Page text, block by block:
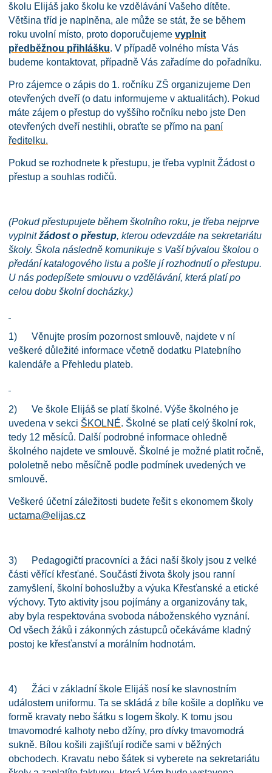
školu Elijáš jako školu ke vzdělávání Vašeho dítěte.
Většina tříd je naplněna, ale může se stát, že se během
roku uvolní místo, proto doporučujeme vyplnit
předběžnou přihlášku. V případě volného místa Vás
budeme kontaktovat, případně Vás zařadíme do pořadníku.
Pro zájemce o zápis do 1. ročníku ZŠ organizujeme Den
otevřených dveří (o datu informujeme v aktualitách). Pokud
máte zájem o přestup do vyššího ročníku nebo jste Den
otevřených dveří nestihli, obraťte se přímo na paní
ředitelku.
Pokud se rozhodnete k přestupu, je třeba vyplnit Žádost o
přestup a souhlas rodičů.
(Pokud přestupujete během školního roku, je třeba nejprve
vyplnitžádost o přestup, kterou odevzdáte na sekretariátu
školy. Škola následně komunikuje s Vaší bývalou školou o
předání katalogového listu a pošle jí rozhodnutí o přestupu.
U nás podepíšete smlouvu o vzdělávání, která platí po
celou dobu školní docházky.)
1) Věnujte prosím pozornost smlouvě, najdete v ní
veškeré důležité informace včetně dodatku Platebního
kalendáře a Přehledu plateb.
2) Ve škole Elijáš se platí školné. Výše školného je
uvedena v sekci ŠKOLNÉ. Školné se platí celý školní rok,
tedy 12 měsíců. Další podrobné informace ohledně
školného najdete ve smlouvě. Školné je možné platit ročně,
pololetně nebo měsíčně podle podmínek uvedených ve
smlouvě.
Veškeré účetní záležitosti budete řešit s ekonomem školy
uctarna@elijas.cz
3) Pedagogičtí pracovníci a žáci naší školy jsou z velké
části věřící křesťané. Součástí života školy jsou ranní
zamyšlení, školní bohoslužby a výuka Křesťanské a etické
výchovy. Tyto aktivity jsou pojímány a organizovány tak,
aby byla respektována svoboda náboženského vyznání.
Od všech žáků i zákonných zástupců očekáváme kladný
postoj ke křesťanství a morálním hodnotám.
4) Žáci v základní škole Elijáš nosí ke slavnostním
událostem uniformu. Ta se skládá z bíle košile a doplňku ve
formě kravaty nebo šátku s logem školy. K tomu jsou
tmavomodré kalhoty nebo džíny, pro dívky tmavomodrá
sukně. Bílou košili zajišťují rodiče sami v běžných
obchodech. Kravatu nebo šátek si vyberete na sekretariátu